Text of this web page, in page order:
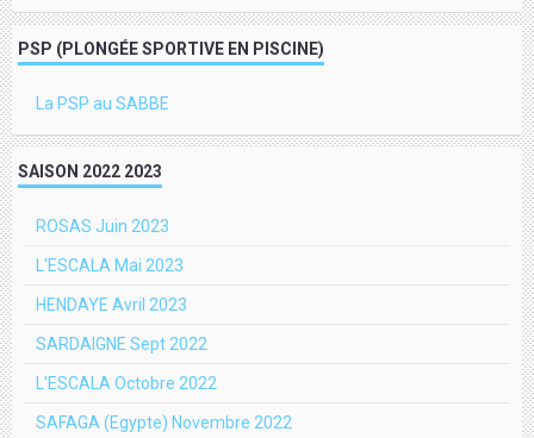
PSP (PLONGÉE SPORTIVE EN PISCINE)
La PSP au SABBE
SAISON 2022 2023
ROSAS Juin 2023
L'ESCALA Mai 2023
HENDAYE Avril 2023
SARDAIGNE Sept 2022
L'ESCALA Octobre 2022
SAFAGA (Egypte) Novembre 2022